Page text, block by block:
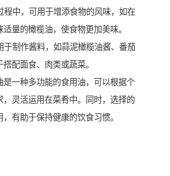
程中，可用于增添食物的风味，如在
量的橄榄油，使食物更加美味。
于制作酱料，如蒜泥橄榄油酱、番茄
配面食、肉类或蔬菜。
是一种多功能的食用油，可以根据个
，灵活运用在菜肴中。同时，选择的
有助于保持健康的饮食习惯。